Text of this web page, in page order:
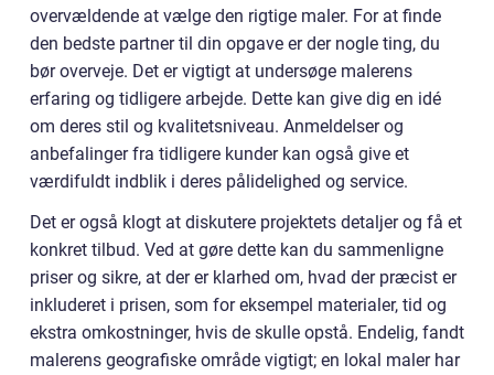
overvældende at vælge den rigtige maler. For at finde
den bedste partner til din opgave er der nogle ting, du
bør overveje. Det er vigtigt at undersøge malerens
erfaring og tidligere arbejde. Dette kan give dig en idé
om deres stil og kvalitetsniveau. Anmeldelser og
anbefalinger fra tidligere kunder kan også give et
værdifuldt indblik i deres pålidelighed og service.
Det er også klogt at diskutere projektets detaljer og få et
konkret tilbud. Ved at gøre dette kan du sammenligne
priser og sikre, at der er klarhed om, hvad der præcist er
inkluderet i prisen, som for eksempel materialer, tid og
ekstra omkostninger, hvis de skulle opstå. Endelig, fandt
malerens geografiske område vigtigt; en lokal maler har